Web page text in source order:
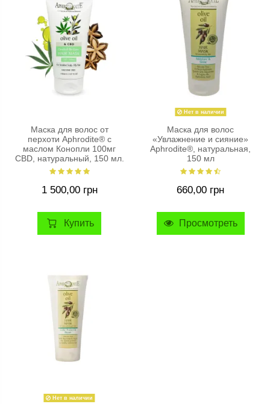
Маска для волос от
перхоти Aphrodite® с
маслом Конопли 100мг
CBD, натуральный, 150 мл.
1 500,00 грн
Купить
Нет в наличии
Маска для волос
«Увлажнение и сияние»
Aphrodite®, натуральная,
150 мл
660,00 грн
Просмотреть
Нет в наличии